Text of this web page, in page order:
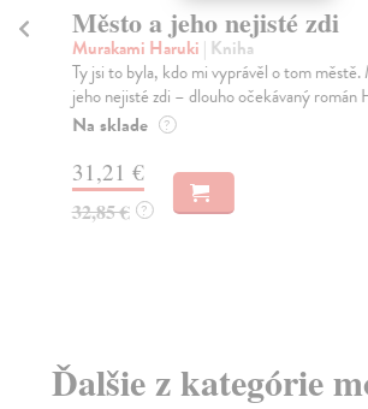
Město a jeho nejisté zdi
Murakami Haruki | Kniha
Ty jsi to byla, kdo mi vyprávěl o tom městě.
jeho nejisté zdi – dlouho očekávaný román
Na sklade ?
31,21 €
32,85 € ?
Ďalšie z kategórie